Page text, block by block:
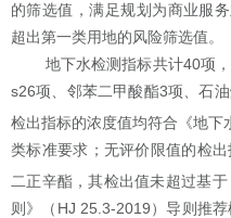
的筛选值 ，满足规划为商业服
超出第一类用地的风险筛选值。
地下水检测指标共计40项，
s26项、邻苯二甲酸酯3项、石
检出指标的浓度值均符合《地下
类标准要求 ；无评价限值的检
二正辛酯，其检出值未超过基
则》（ HJ 25.3-2019）导则推